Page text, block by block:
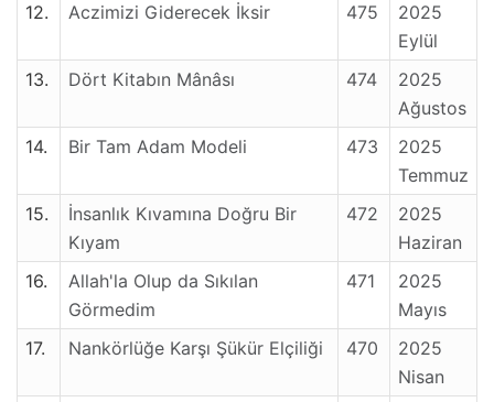
12.
Aczimizi Giderecek İksir 475
2025
Eylül
13.
Dört Kitabın Mânâsı 474
2025
Ağustos
14.
Bir Tam Adam Modeli 473
2025
Temmuz
15.
İnsanlık Kıvamına Doğru Bir
Kıyam
472
2025
Haziran
16.
Allah'la Olup da Sıkılan
Görmedim
471
2025
Mayıs
17.
Nankörlüğe Karşı Şükür Elçiliği 470
2025
Nisan